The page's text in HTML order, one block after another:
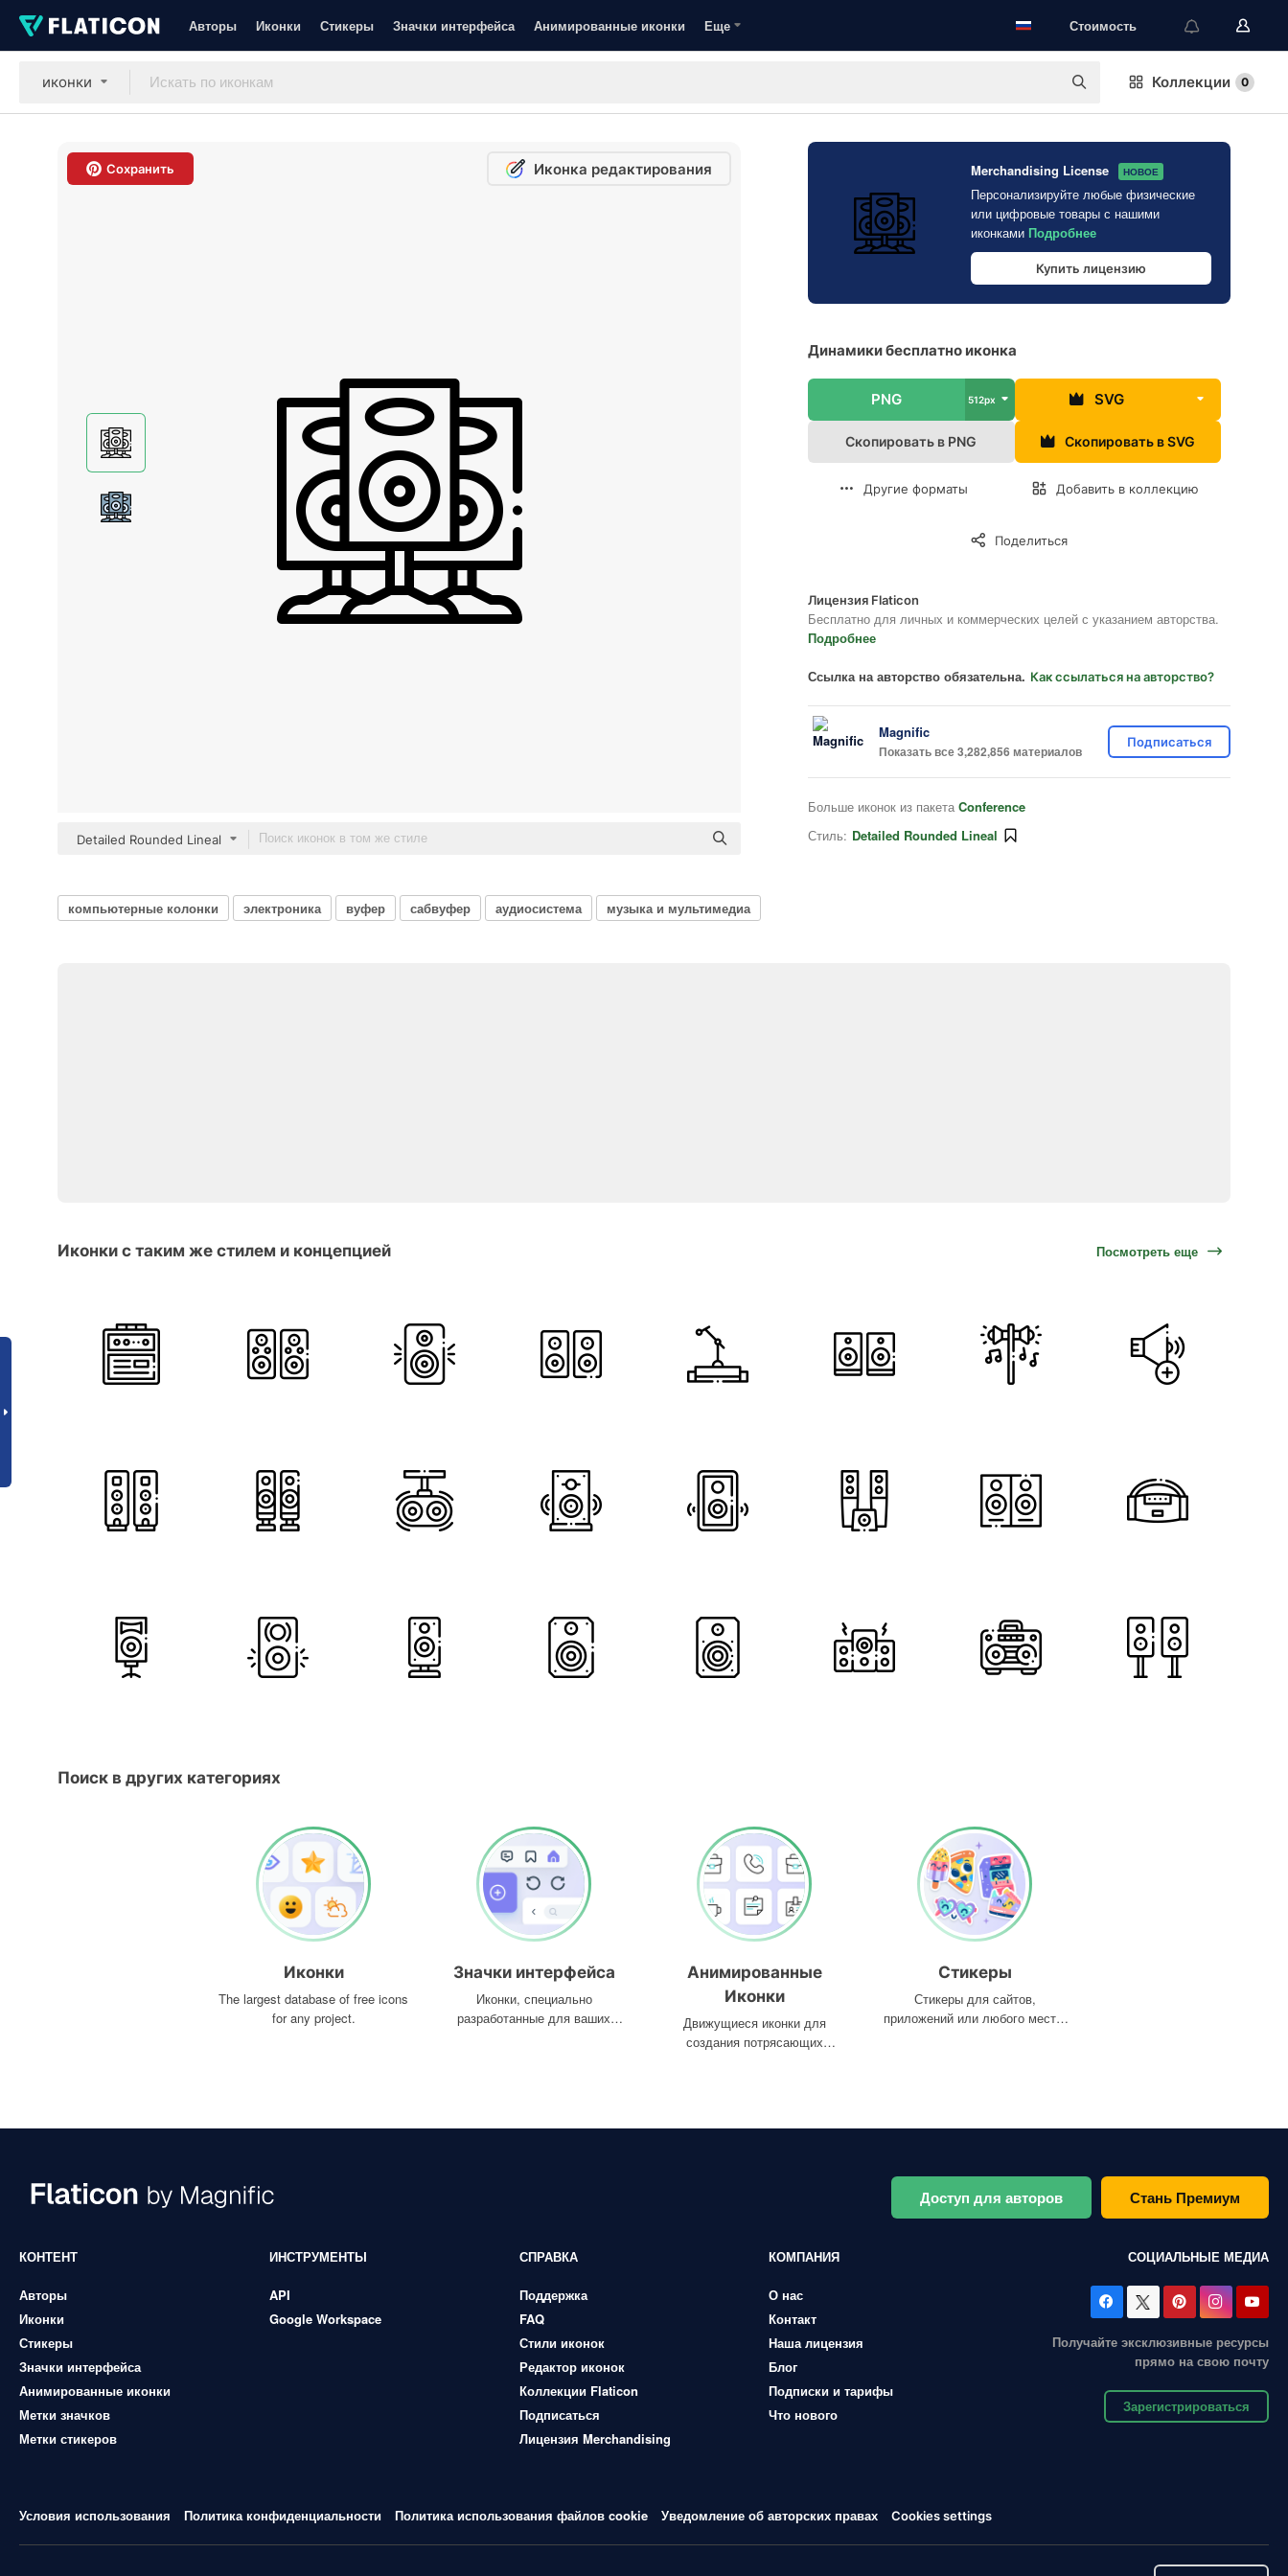
Авторы Иконки Стикеры Значки интерфейса Анимированные иконки Еще Стоимость
иконки Коллекции 0
Сохранить Иконка редактирования
Detailed Rounded Lineal
Merchandising License НОВОЕ
Персонализируйте любые физические
или цифровые товары с нашими
иконками Подробнее
Купить лицензию
Динамики бесплатно иконка
PNG 512px SVG
Скопировать в PNG Скопировать в SVG
Другие форматы Добавить в коллекцию
Поделиться
Лицензия Flaticon
Бесплатно для личных и коммерческих целей с указанием авторства.
Подробнее
Ссылка на авторство обязательна. Как ссылаться на авторство?
Magnific
Показать все 3,282,856 материалов
Подписаться
Больше иконок из пакета Conference
Стиль: Detailed Rounded Lineal
компьютерные колонки электроника вуфер сабвуфер аудиосистема музыка и мультимедиа
Иконки с таким же стилем и концепцией Посмотреть еще
Поиск в других категориях
Иконки
The largest database of free icons
for any project.
Значки интерфейса
Иконки, специально
разработанные для ваших
Анимированные
Иконки
Движущиеся иконки для
создания потрясающих
Стикеры
Стикеры для сайтов,
приложений или любого места,
Доступ для авторов Стань Премиум
КОНТЕНТ
Авторы
Иконки
Стикеры
Значки интерфейса
Анимированные иконки
Метки значков
Метки стикеров
ИНСТРУМЕНТЫ
API
Google Workspace
СПРАВКА
Поддержка
FAQ
Стили иконок
Редактор иконок
Коллекции Flaticon
Подписаться
Лицензия Merchandising
КОМПАНИЯ
О нас
Контакт
Наша лицензия
Блог
Подписки и тарифы
Что нового
СОЦИАЛЬНЫЕ МЕДИА
Получайте эксклюзивные ресурсы
прямо на свою почту
Зарегистрироваться
Условия использования Политика конфиденциальности Политика использования файлов cookie Уведомление об авторских правах Cookies settings